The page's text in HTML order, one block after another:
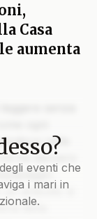
Casa
aumenta
nelle
ha davvero
articolo: è
della
eventi che
i mari in